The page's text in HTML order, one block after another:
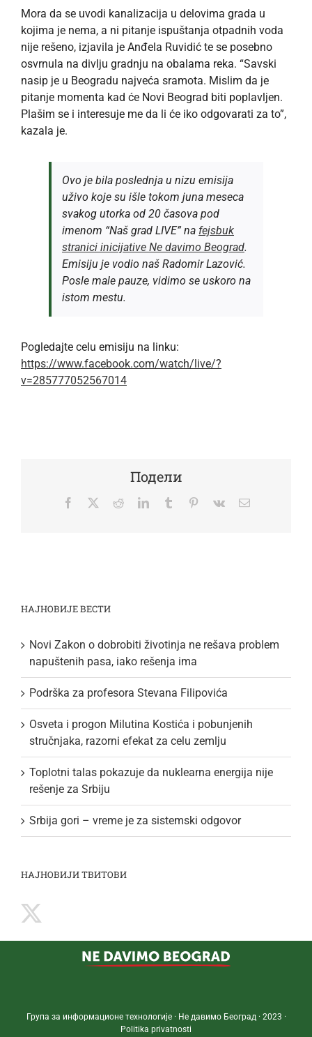
Mora da se uvodi kanalizacija u delovima grada u
kojima je nema, a ni pitanje ispuštanja otpadnih voda
nije rešeno, izjavila je Anđela Ruvidić te se posebno
osvrnula na divlju gradnju na obalama reka. “Savski
nasip je u Beogradu najveća sramota. Mislim da je
pitanje momenta kad će Novi Beograd biti poplavljen.
Plašim se i interesuje me da li će iko odgovarati za to”,
kazala je.
Ovo je bila poslednja u nizu emisija
uživo koje su išle tokom juna meseca
svakog utorka od 20 časova pod
imenom “Naš grad LIVE” na fejsbuk
stranici inicijative Ne davimo Beograd.
Emisiju je vodio naš Radomir Lazović.
Posle male pauze, vidimo se uskoro na
istom mestu.
Pogledajte celu emisiju na linku:
https://www.facebook.com/watch/live/?
v=285777052567014
Подели
Facebook
TwitterRedditLinkedInTumblr Pinterest
Vk Email
НАЈНОВИЈЕ ВЕСТИ
Novi Zakon o dobrobiti životinja ne rešava problem
napuštenih pasa, iako rešenja ima
Podrška za profesora Stevana Filipovića
Osveta i progon Milutina Kostića i pobunjenih
stručnjaka, razorni efekat za celu zemlju
Toplotni talas pokazuje da nuklearna energija nije
rešenje za Srbiju
Srbija gori – vreme je za sistemski odgovor
НАЈНОВИЈИ ТВИТОВИ
Група за информационе технологије · Не давимо Београд · 2023 ·
Politika privatnosti